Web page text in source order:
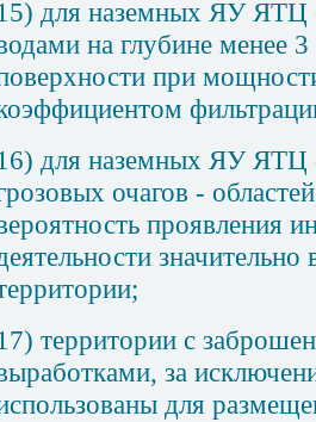
для наземных ЯУ ЯТЦ
на глубине менее
при
для наземных ЯУ ЯТЦ
очагов -
проявления
территории с
за
для